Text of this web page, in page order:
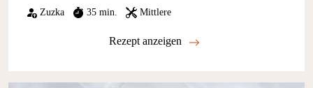
Zuzka 35 min. Mittlere
Rezept anzeigen